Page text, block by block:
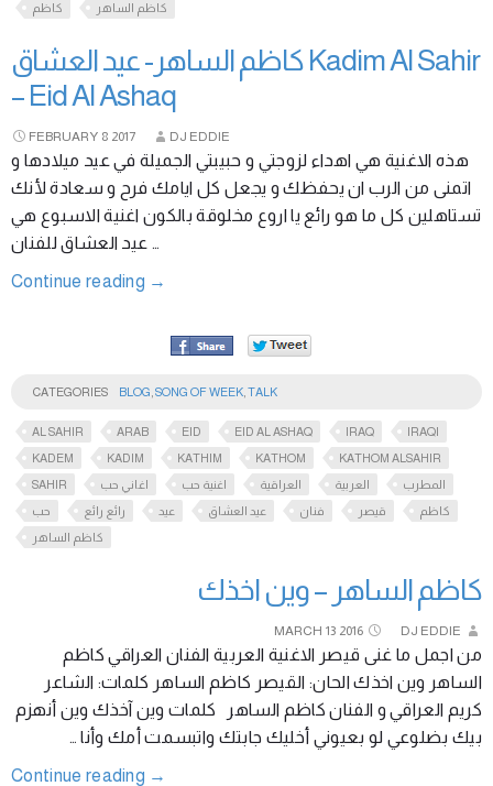
كاظم
كاظم الساهر
كاظم الساهر- عيد العشاق Kadim Al Sahir
– Eid Al Ashaq
FEBRUARY 8 2017 DJ EDDIE
هذه الاغنية هي اهداء لزوجتي و حبيبتي الجميلة في عيد ميلادها و
اتمنى من الرب ان يحفظك و يجعل كل ايامك فرح و سعادة لأنك
تستاهلين كل ما هو رائع يا اروع مخلوقة بالكون اغنية الاسبوع هي
عيد العشاق للفنان …
Continue reading →
CATEGORIES BLOG SONG OF WEEK TALK
AL SAHIR ARAB EID EID AL ASHAQ IRAQ
IRAQI
KADEM
KADIM KATHIM KATHOM
KATHOM ALSAHIR
SAHIR
اغاني حب اغنية حب العراقية العربية
المطرب
حب
رائع رائع عيد عيد العشاق فنان قيصر
كاظم
كاظم الساهر
كاظم الساهر – وين اخذك
MARCH 13 2016 DJ EDDIE
من اجمل ما غنى قيصر الاغنية العربية الفنان العراقي كاظم
الساهر وين اخذك الحان: القيصر كاظم الساهر كلمات: الشاعر
كريم العراقي و الفنان كاظم الساهر كلمات وين آخذك وين أنهزم
بيك بضلوعي لو بعيوني أخليك جابتك واتبسمت أمك وأنا …
Continue reading →